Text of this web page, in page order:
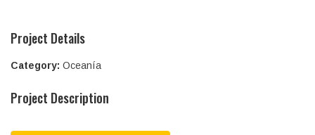
Project Details
Category: Oceanía
Project Description